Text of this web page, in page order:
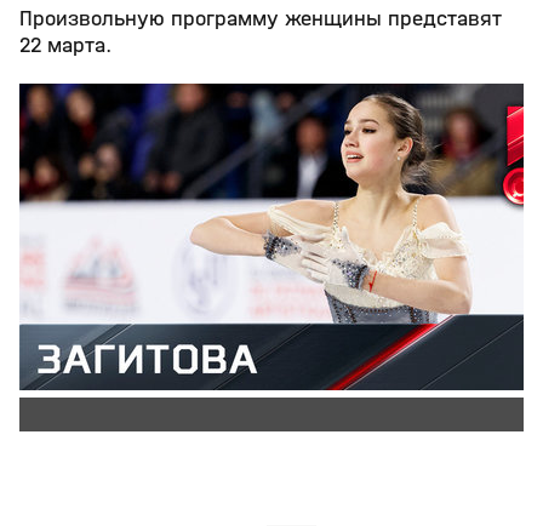
Произвольную программу женщины представят
22 марта.